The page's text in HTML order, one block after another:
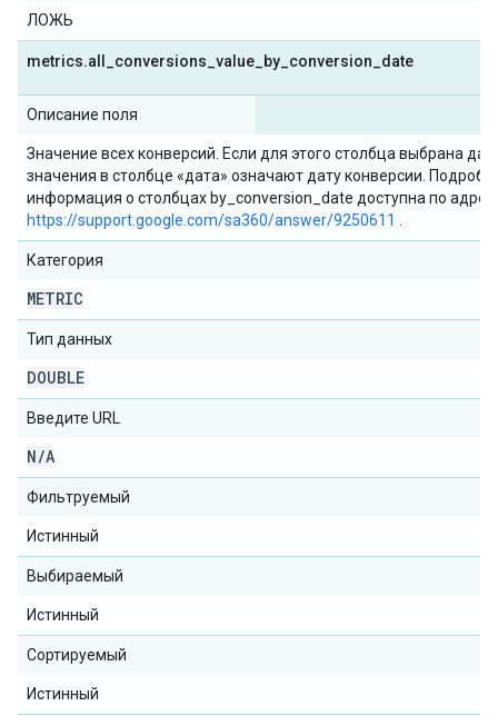
ЛОЖЬ
metrics.all conversions value by conversion date
Описание поля
Значение всех конверсий. Если для этого столбца выбрана
значения в столбце «дата» означают дату конверсии.
информация о столбцах by_conversion_date доступна по
https://support.google.com/sa360/answer/9250611
Категория
METRIC
Тип данных
DOUBLE
Введите URL
N/A
Фильтруемый
Истинный
Выбираемый
Истинный
Сортируемый
Истинный